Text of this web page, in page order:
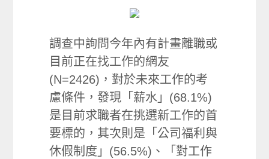
調查中詢問今年內有計畫離職或
目前正在找工作的網友
(N=2426)，對於未來工作的考
慮條件，發現「薪水」(68.1%)
是目前求職者在挑選新工作的首
要標的，其次則是「公司福利與
休假制度」(56.5%)、「對工作